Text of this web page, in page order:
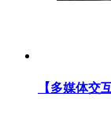
【多媒体交